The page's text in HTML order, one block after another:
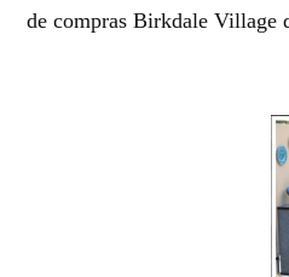
de compras Birkdale Village